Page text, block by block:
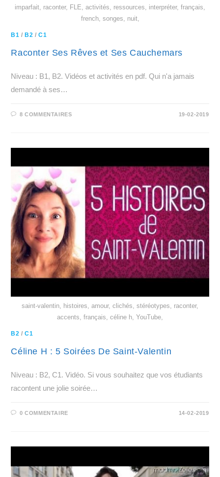
imparfait, raconter, FLE, activités, ressources, interpréter, français,
french, songes, nuit,
B1 /B2 /C1
Raconter Ses Rêves et Ses Cauchemars
Niveau : B1, B2. Vidéos et activités en pdf. Qui n'a jamais
demandé à ses…
8 COMMENTAIRES 19-02-2019
saint-valentin, histoires, amour, clichés, stéréotypes, raconter,
accents, français, céline h, YouTube,
B2 /C1
Céline H : 5 Soirées De Saint-Valentin
Niveau : B2, C1. Vidéo. Si vous souhaitez que vos étudiants
racontent une jolie soirée…
0 COMMENTAIRE 14-02-2019